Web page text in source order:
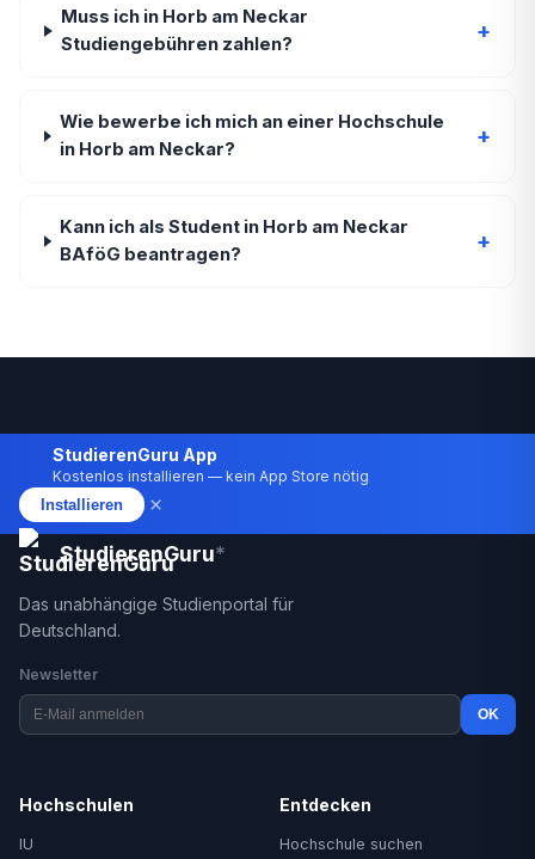
Muss ich in Horb am Neckar
Studiengebühren zahlen?
+
Wie bewerbe ich mich an einer Hochschule
in Horb am Neckar?
+
Kann ich als Student in Horb am Neckar
BAföG beantragen?
+
StudierenGuru App
Kostenlos installieren — kein App Store nötig
Installieren
×
StudierenGuru*
Das unabhängige Studienportal für
Deutschland.
Newsletter
OK
Hochschulen
IU
Entdecken
Hochschule suchen